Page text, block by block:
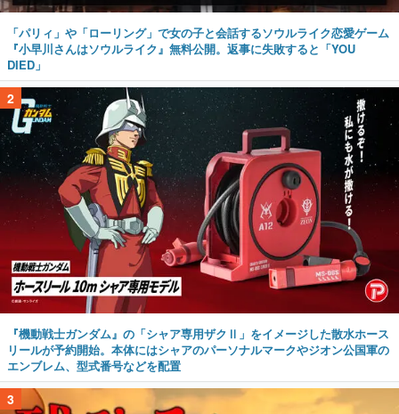
「パリィ」や「ローリング」で女の子と会話するソウルライク恋愛ゲーム
『小早川さんはソウルライク』無料公開。返事に失敗すると「YOU
DIED」
2
『機動戦士ガンダム』の「シャア専用ザクⅡ」をイメージした散水ホース
リールが予約開始。本体にはシャアのパーソナルマークやジオン公国軍の
エンブレム、型式番号などを配置
3